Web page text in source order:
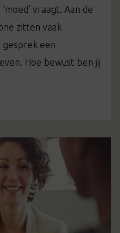
vraagt. Aan de
zitten vaak
gesprek een
Hoe bewust ben jij